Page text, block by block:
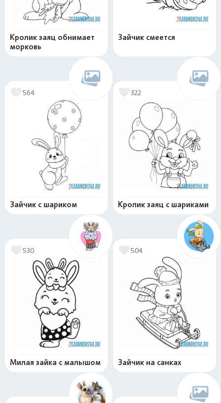
Кролик заяц обнимает
морковь
Зайчик смеется
564
Зайчик с шариком
322
Кролик заяц с шариками
530
Милая зайка с малышом
504
Зайчик на санках